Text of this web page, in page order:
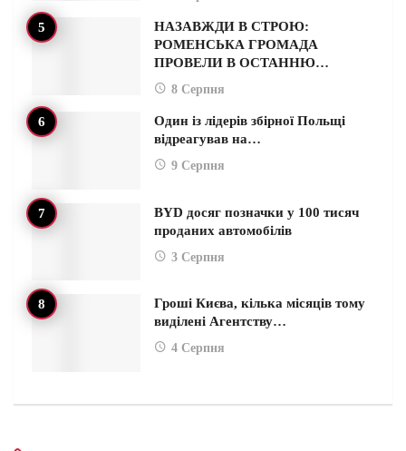
НАЗАВЖДИ В СТРОЮ:
РОМЕНСЬКА ГРОМАДА
ПРОВЕЛИ В ОСТАННЮ…
8 Серпня
Один із лідерів збірної Польщі
відреагував на…
9 Серпня
BYD досяг позначки у 100 тисяч
проданих автомобілів
3 Серпня
Гроші Києва, кілька місяців тому
виділені Агентству…
4 Серпня